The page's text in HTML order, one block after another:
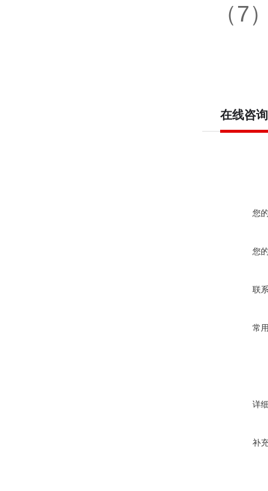
（7
在线咨询
您
您
联
常
详
补